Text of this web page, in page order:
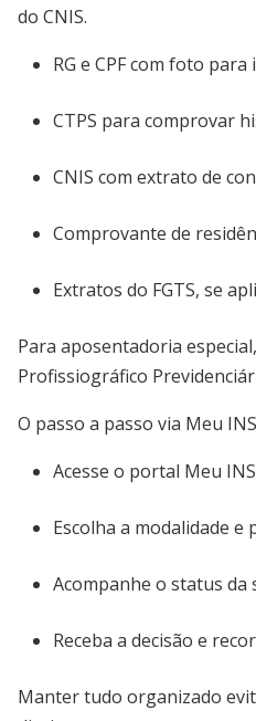
do CNIS.
RG e CPF com foto para
CTPS para comprovar
CNIS com extrato de
Comprovante de
Extratos do FGTS, se
Para aposentadoria
Profissiográfico
O passo a passo via Meu
Acesse o portal Meu
Escolha a modalidade e
Acompanhe o status da
Receba a decisão e
Manter tudo organizado